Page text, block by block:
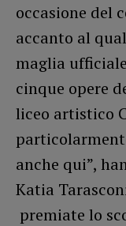
occasione del
accanto al
maglia
cinque opere
liceo artistico
anche qui”,
Katia
premiate lo